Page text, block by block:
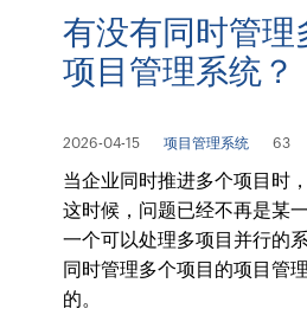
有没有同时管理
项目管理系统？
2026-04-15 项目管理系统 63
当企业同时推进多个项目时
这时候，问题已经不再是某
一个可以处理多项目并行的
同时管理多个项目的项目管
的。